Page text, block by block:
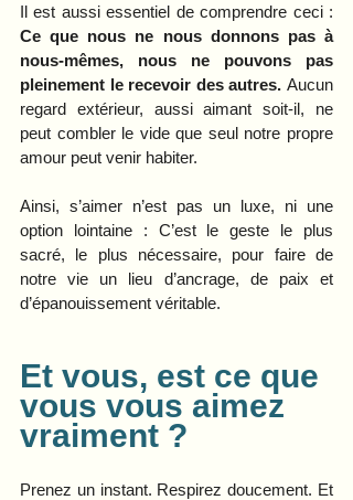
Ce que nous ne nous donnons pas à
nous-mêmes, nous ne pouvons pas
pleinement le recevoir des autres. Aucun
regard extérieur, aussi aimant soit-il, ne
peut combler le vide que seul notre propre
amour peut venir habiter.
Ainsi, s’aimer n’est pas un luxe, ni une
option lointaine : C’est le geste le plus
sacré, le plus nécessaire, pour faire de
notre vie un lieu d’ancrage, de paix et
d’épanouissement véritable.
Et vous, est ce que
vous vous aimez
vraiment ?
Prenez un instant. Respirez doucement. Et